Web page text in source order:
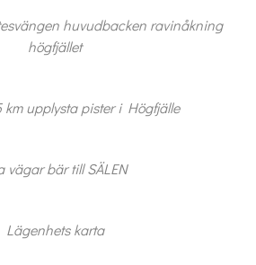
huvudbacken ravinåkning
högfjället
km upplysta pister i Högfjälle
vägar bär till SÄLEN
Lägenhets karta